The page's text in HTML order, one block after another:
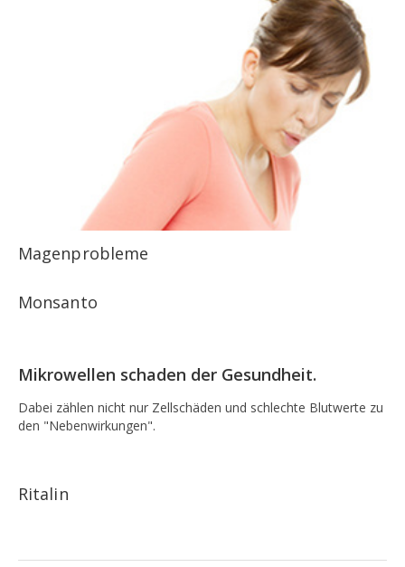
Magenprobleme
Monsanto
Mikrowellen schaden der Gesundheit.
Dabei zählen nicht nur Zellschäden und schlechte Blutwerte zu
den "Nebenwirkungen".
Ritalin